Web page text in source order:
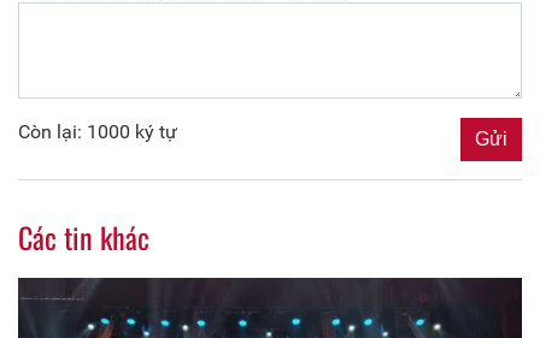
Còn lại: 1000 ký tự
Các tin khác